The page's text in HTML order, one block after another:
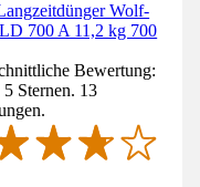
Wolf-
700 A 11,2 kg 700
Bewertung:
Sternen. 13